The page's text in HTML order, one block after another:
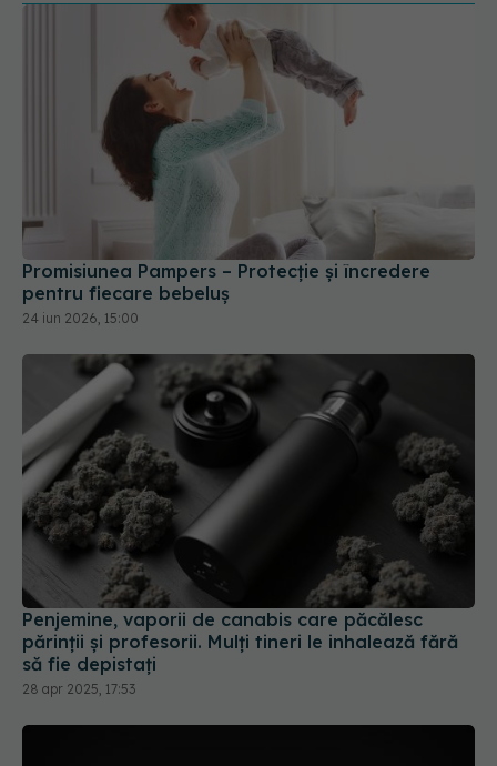
Promisiunea Pampers – Protecție și încredere
pentru fiecare bebeluș
24 iun 2026, 15:00
Penjemine, vaporii de canabis care păcălesc
părinții și profesorii. Mulți tineri le inhalează fără
să fie depistați
28 apr 2025, 17:53